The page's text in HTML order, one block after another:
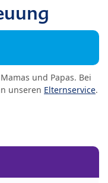
und Papas. Bei
unseren Elternservice.